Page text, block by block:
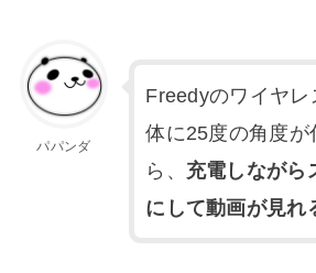
パパンダ
Freedyのワイヤレ
体に25度の角度が
ら、 充電しながら
にして動画が見れ